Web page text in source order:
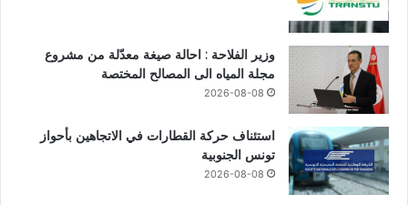
وزير الفلاحة : احالة صيغة معدّلة من مشروع
مجلة المياه الى المصالح المختصة
2026-08-08
استئناف حركة القطارات في الاتجاهين بأحواز
تونس الجنوبية
2026-08-08